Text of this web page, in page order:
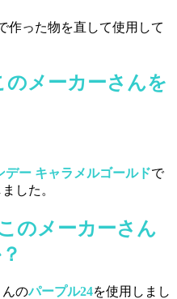
作った物を直して使用して
のメーカーさんを
デー キャラメルゴールドで
した。
のメーカーさん
んのパープル24を使用しまし